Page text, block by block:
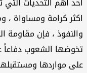
اكثر كرامة ومساواة ،
والنفوذ ، فإن
تخوضها الشعوب
على مواردها